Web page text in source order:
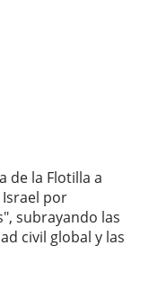
de la Flotilla a
por
subrayando las
civil global y las